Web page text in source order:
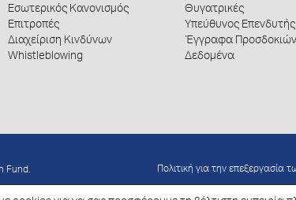
Εσωτερικός Κανονισμός
Επιτροπές
Διαχείριση Κινδύνων
Whistleblowing
Θυγατρικές
Υπεύθυνος Επενδυτής
Έγγραφα Προσδοκιών
Δεδομένα
Fund. Πολιτική για την